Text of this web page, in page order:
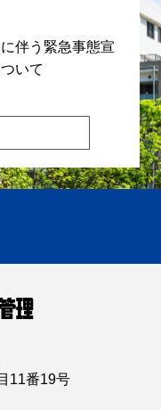
伴う緊急事態宣
いて
11番19号